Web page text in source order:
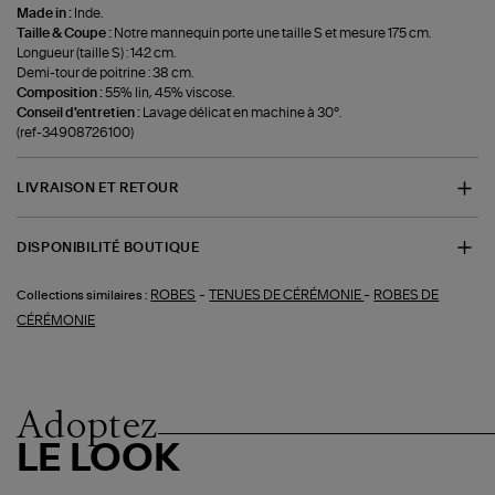
Made in : Inde.
Taille & Coupe : Notre mannequin porte une taille S et mesure 175 cm.
Longueur (taille S) : 142 cm.
Demi-tour de poitrine : 38 cm.
Composition :55% lin, 45% viscose.
Conseil d'entretien : Lavage délicat en machine à 30°.
(ref-34908726100)
LIVRAISON ET RETOUR
DISPONIBILITÉ BOUTIQUE
Collections similaires : ROBES -TENUES DE CÉRÉMONIE - ROBES DE
CÉRÉMONIE
Adoptez
LE LOOK